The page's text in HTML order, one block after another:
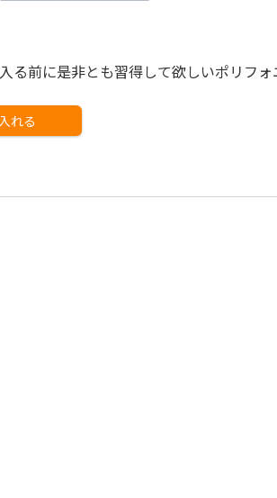
る前に是非とも習得して欲しいポリフォ
れる